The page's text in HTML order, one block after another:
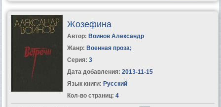
Жозефина
Автор: Воинов Александр
Жанр: Военная проза;
Серия: 3
Дата добавления: 2013-11-15
Язык книги: Русский
Кол-во страниц: 4